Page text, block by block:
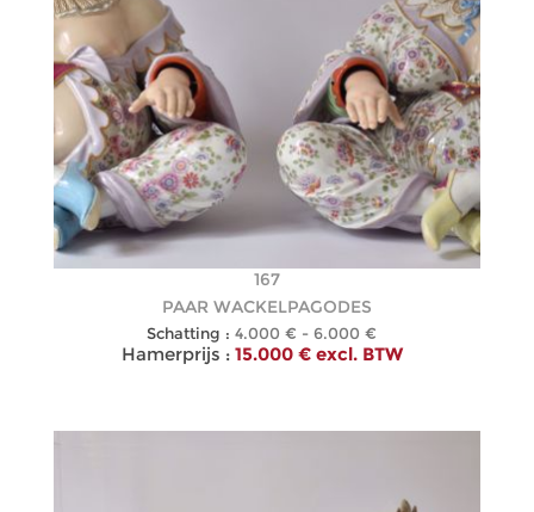
167
PAAR WACKELPAGODES
Schatting : 4.000 € - 6.000 €
Hamerprijs : 15.000 € excl. BTW